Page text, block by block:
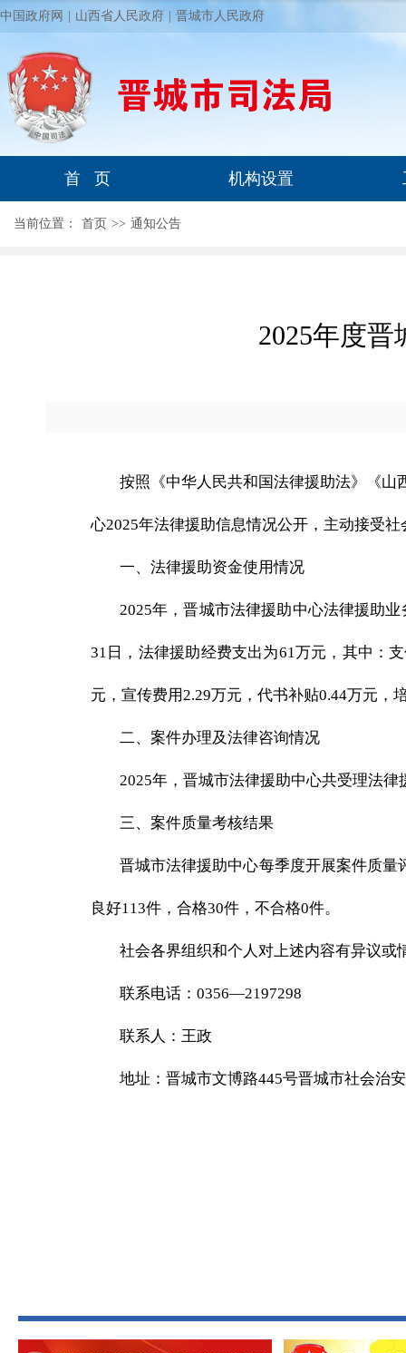
中国政府网 山西省人民政府 晋城市人民政府
首 页 机构设置
当前位置： 首页 >> 通知公告
2025年度
按照《中华人民共和国法律援助法》《
心2025年法律援助信息情况公开，主动接受社
一、法律援助资金使用情况
2025年，晋城市法律援助中心法律援助业
31日，法律援助经费支出为61万元，其中 ：
元，宣传费用2.29万元，代书补贴0.44万元，
二、案件办理及法律咨询情况
2025年，晋城市法律援助中心共受理法律
三、案件质量考核结果
晋城市法律援助中心每季度开展案件质
良好113件，合格30件，不合格0件。
社会各界组织和个人对上述内容有异议
联系电话： 0356—2197298
联系人：王政
地址：晋城市文博路445号晋城市社会治